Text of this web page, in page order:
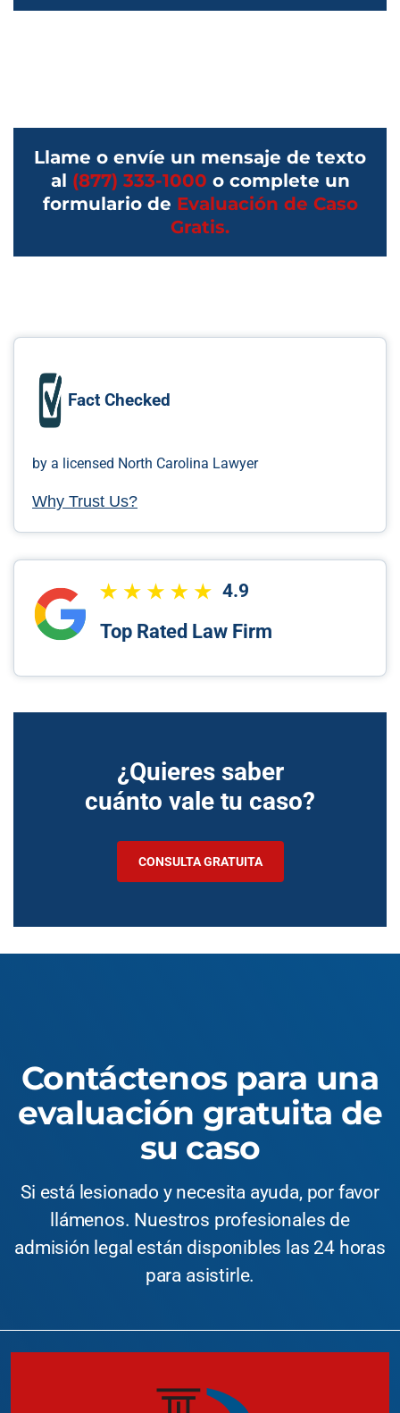
Llame o envíe un mensaje de texto
al (877) 333-1000 o complete un
formulario de Evaluación de Caso
Gratis.
Fact Checked
by a licensed North Carolina Lawyer
Why Trust Us?
4.9
Top Rated Law Firm
¿Quieres saber
cuánto vale tu caso?
CONSULTA GRATUITA
Contáctenos para una
evaluación gratuita de
su caso
Si está lesionado y necesita ayuda, por favor
llámenos. Nuestros profesionales de
admisión legal están disponibles las 24 horas
para asistirle.